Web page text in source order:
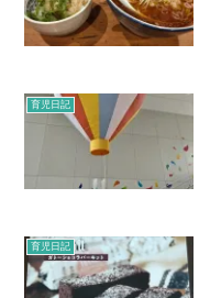
育児日記
育児日記